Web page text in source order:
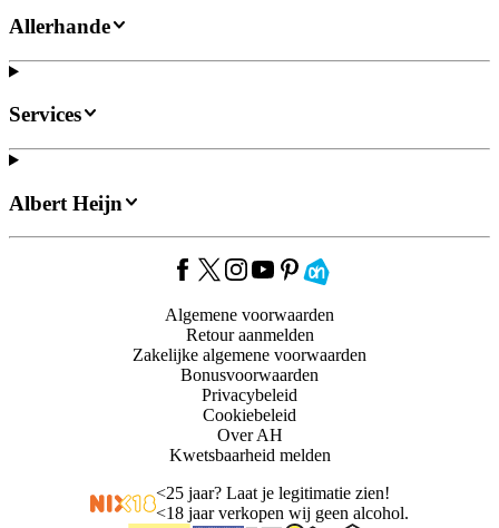
Allerhande
Services
Albert Heijn
Algemene voorwaarden
Retour aanmelden
Zakelijke algemene voorwaarden
Bonusvoorwaarden
Privacybeleid
Cookiebeleid
Over AH
Kwetsbaarheid melden
<25 jaar? Laat je legitimatie zien!
<18 jaar verkopen wij geen alcohol.